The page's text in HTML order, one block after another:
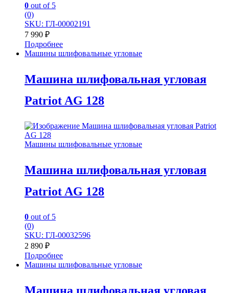
0 out of 5
(0)
SKU: ГЛ-00002191
7 990 ₽
Подробнее
Машины шлифовальные угловые
Машина шлифовальная угловая
Patriot AG 128
Машины шлифовальные угловые
Машина шлифовальная угловая
Patriot AG 128
0 out of 5
(0)
SKU: ГЛ-00032596
2 890 ₽
Подробнее
Машины шлифовальные угловые
Машина шлифовальная угловая